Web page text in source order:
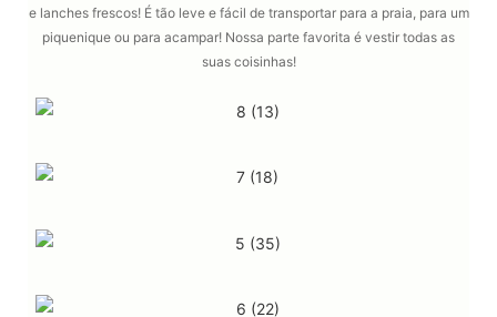
e lanches frescos! É tão leve e fácil de transportar para a praia, para um
piquenique ou para acampar! Nossa parte favorita é vestir todas as
suas coisinhas!